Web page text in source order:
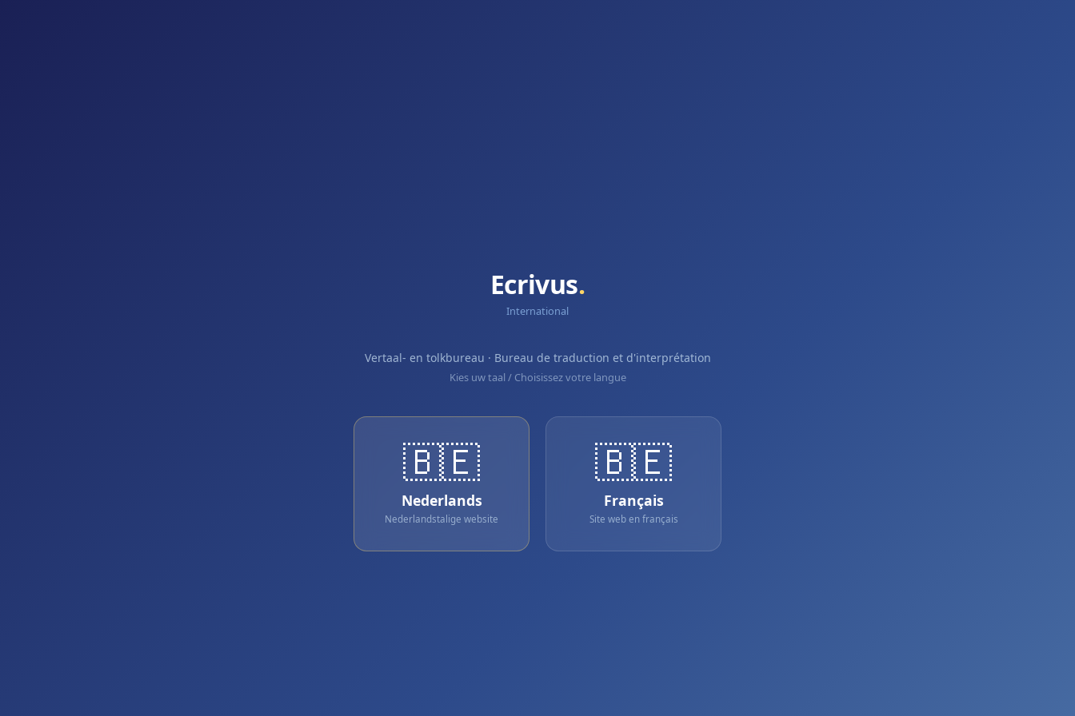
Ecrivus.
International
Vertaal- en tolkbureau · Bureau de traduction et d'interprétation
Kies uw taal / Choisissez votre langue
🇧🇪
Nederlands
Nederlandstalige website
🇧🇪
Français
Site web en français